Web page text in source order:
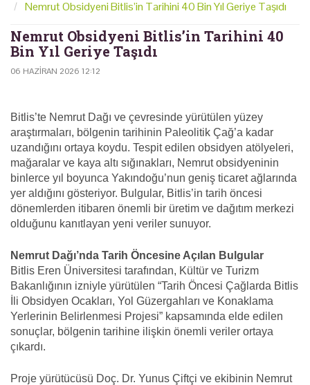
Nemrut Obsidyeni Bitlis’in Tarihini 40 Bin Yıl Geriye Taşıdı
Nemrut Obsidyeni Bitlis’in Tarihini 40
Bin Yıl Geriye Taşıdı
06 HAZIRAN 2026 12:12
Bitlis’te Nemrut Dağı ve çevresinde yürütülen yüzey
araştırmaları, bölgenin tarihinin Paleolitik Çağ’a kadar
uzandığını ortaya koydu. Tespit edilen obsidyen atölyeleri,
mağaralar ve kaya altı sığınakları, Nemrut obsidyeninin
binlerce yıl boyunca Yakındoğu’nun geniş ticaret ağlarında
yer aldığını gösteriyor. Bulgular, Bitlis’in tarih öncesi
dönemlerden itibaren önemli bir üretim ve dağıtım merkezi
olduğunu kanıtlayan yeni veriler sunuyor.
Nemrut Dağı’nda Tarih Öncesine Açılan Bulgular
Bitlis Eren Üniversitesi tarafından, Kültür ve Turizm
Bakanlığının izniyle yürütülen “Tarih Öncesi Çağlarda Bitlis
İli Obsidyen Ocakları, Yol Güzergahları ve Konaklama
Yerlerinin Belirlenmesi Projesi” kapsamında elde edilen
sonuçlar, bölgenin tarihine ilişkin önemli veriler ortaya
çıkardı.
Proje yürütücüsü Doç. Dr. Yunus Çiftçi ve ekibinin Nemrut